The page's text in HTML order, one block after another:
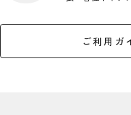
ご利用ガ